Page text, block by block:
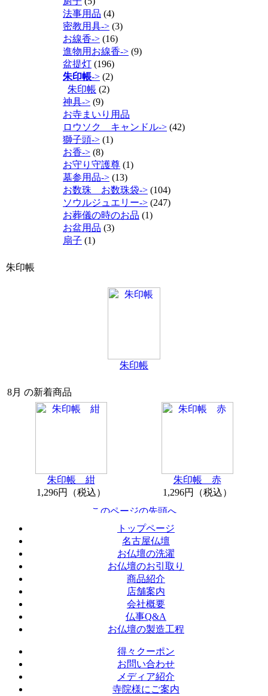
法事用品 (4)
密教用具-> (3)
お線香-> (16)
進物用お線香-> (9)
盆提灯 (196)
朱印帳-> (2)
朱印帳 (2)
神具-> (9)
お寺まいり用品
ロウソク キャンドル-> (42)
獅子頭-> (1)
お香-> (8)
お守り守護尊 (1)
墓参用品-> (13)
お数珠 お数珠袋-> (104)
ソウルジュエリー-> (247)
お葬儀の時のお品 (1)
お盆用品 (3)
扇子 (1)
朱印帳
朱印帳
8月 の新着商品
朱印帳 紺
1,296円（税込）
朱印帳 赤
1,296円（税込）
トップページ
名古屋仏壇
お仏壇の洗濯
お仏壇のお引取り
商品紹介
店舗案内
会社概要
仏事Q&A
お仏壇の製造工程
得々クーポン
お問い合わせ
メディア紹介
寺院様にご案内